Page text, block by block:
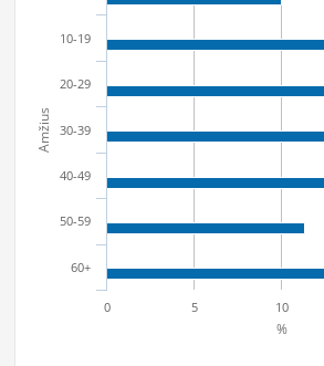
Amžius
%
10-19
20-29
30-39
40-49
50-59
60+
0 5 10